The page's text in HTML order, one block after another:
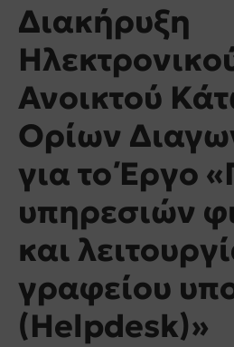
Διακήρυξη
Ανοικτού
Ορίων
για το Έργο
υπηρεσιών
και
γραφείου
(Helpdesk)»